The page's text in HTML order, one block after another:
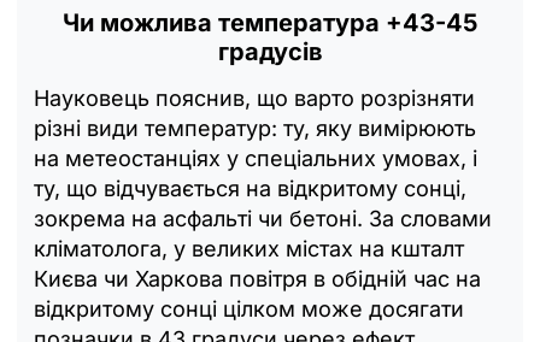
Чи можлива температура +43-45
градусів
Науковець пояснив, що варто розрізняти
різні види температур: ту, яку вимірюють
на метеостанціях у спеціальних умовах, і
ту, що відчувається на відкритому сонці,
зокрема на асфальті чи бетоні. За словами
кліматолога, у великих містах на кшталт
Києва чи Харкова повітря в обідній час на
відкритому сонці цілком може досягати